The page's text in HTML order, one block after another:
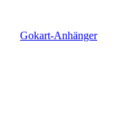
Gokart-Anhänger